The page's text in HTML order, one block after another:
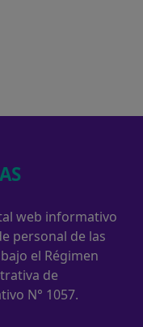
web informativo
personal de las
el Régimen
de
N° 1057.